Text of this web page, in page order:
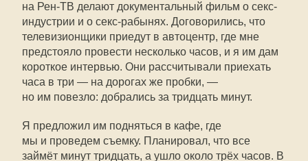
на Рен-ТВ делают документальный фильм о секс-
индустрии и о секс-рабынях. Договорились, что
телевизионщики приедут в автоцентр, где мне
предстояло провести несколько часов, и я им дам
короткое интервью. Они рассчитывали приехать
часа в три — на дорогах же пробки, —
но им повезло: добрались за тридцать минут.
Я предложил им подняться в кафе, где
мы и проведем съемку. Планировал, что все
займёт минут тридцать, а ушло около трёх часов. В